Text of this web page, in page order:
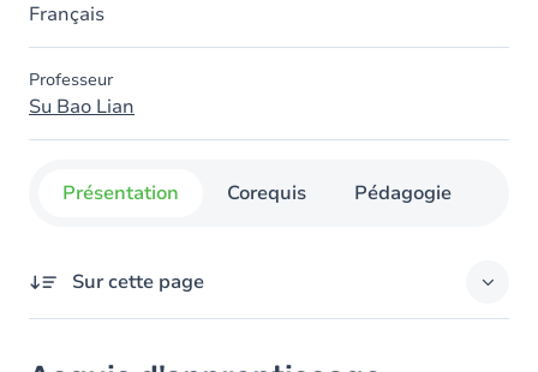
Français
Professeur
Su Bao Lian
Présentation Corequis Pédagogie
Sur cette page